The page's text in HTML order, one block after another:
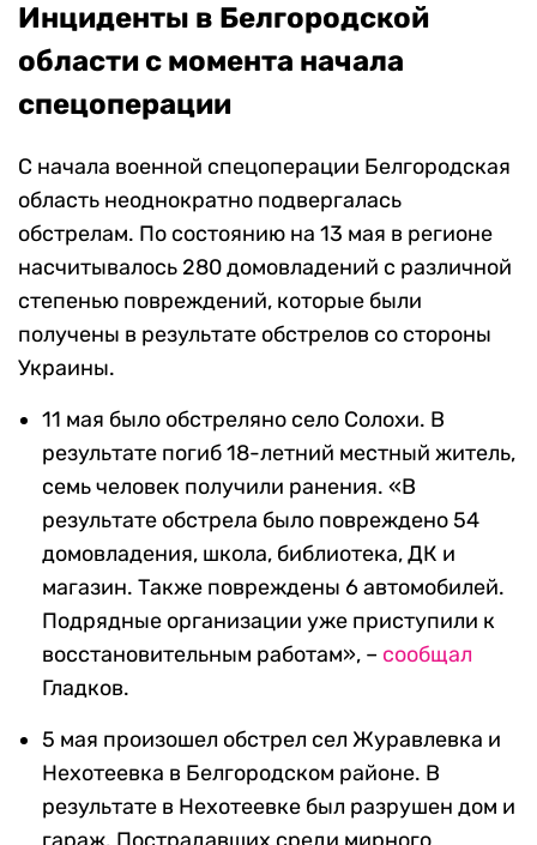
Инциденты в Белгородской
области с момента начала
спецоперации
С начала военной спецоперации Белгородская
область неоднократно подвергалась
обстрелам. По состоянию на 13 мая в регионе
насчитывалось 280 домовладений с различной
степенью повреждений, которые были
получены в результате обстрелов со стороны
Украины.
11 мая было обстреляно село Солохи. В
результате погиб 18-летний местный житель,
семь человек получили ранения. «В
результате обстрела было повреждено 54
домовладения, школа, библиотека, ДК и
магазин. Также повреждены 6 автомобилей.
Подрядные организации уже приступили к
восстановительным работам», – сообщал
Гладков.
5 мая произошел обстрел сел Журавлевка и
Нехотеевка в Белгородском районе. В
результате в Нехотеевке был разрушен дом и